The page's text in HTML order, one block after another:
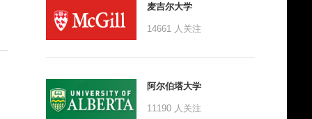
麦吉尔大学
14661 人关注
阿尔伯塔大学
11190 人关注